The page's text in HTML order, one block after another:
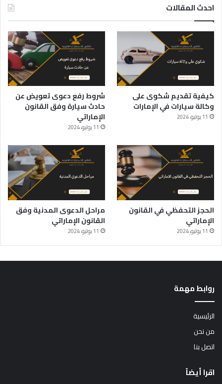
احدث المقالات
كيفية تقديم شكوى على
وكالة سيارات في الإمارات
11 يوليو، 2024
شروط رفع دعوى تعويض عن
حادث سيارة وفق القانون
الإماراتي
11 يوليو، 2024
الحجز التحفظي في القانون
الإماراتي
11 يوليو، 2024
مراحل الدعوى المدنية وفق
القانون الإماراتي
11 يوليو، 2024
روابط مهمة
الرئيسية
من نحن
اتصل بنا
اقرا أيضاً